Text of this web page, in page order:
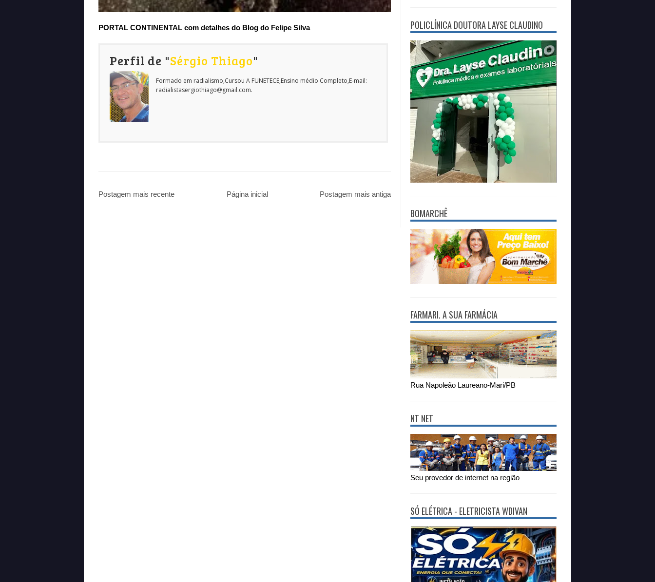
PORTAL CONTINENTAL com detalhes do Blog do Felipe Silva
Perfil de "Sérgio Thiago"
Formado em radialismo,Cursou A FUNETECE,Ensino médio Completo,E-mail:
radialistasergiothiago@gmail.com.
Postagem mais recente Postagem mais antiga
Página inicial
POLICLÍNICA DOUTORA LAYSE CLAUDINO
BOMARCHÊ
FARMARI. A SUA FARMÁCIA
Rua Napoleão Laureano-Mari/PB
NT NET
Seu provedor de internet na região
SÓ ELÉTRICA - ELETRICISTA WDIVAN